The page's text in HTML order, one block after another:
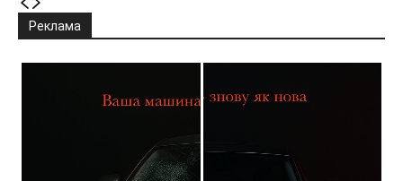
Реклама